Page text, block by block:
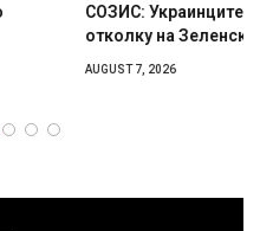
веруваат на генералите